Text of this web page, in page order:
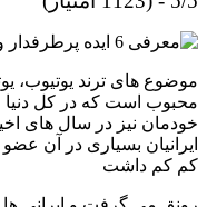
موضوع های ترند یوتیوب،
محبوب است که در کل دنیا
خودمان نیز در سال های
ایرانیان بسیاری در آن
کم کم داشت